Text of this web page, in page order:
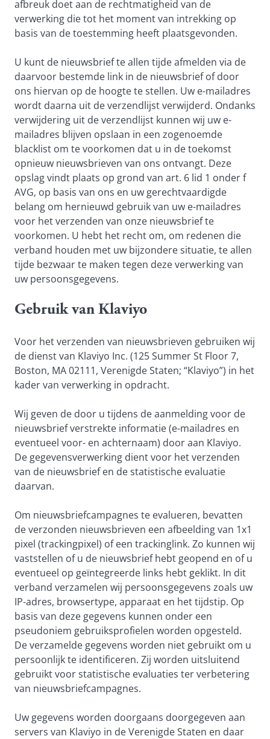
afbreuk doet aan de rechtmatigheid van de
verwerking die tot het moment van intrekking op
basis van de toestemming heeft plaatsgevonden.
U kunt de nieuwsbrief te allen tijde afmelden via de
daarvoor bestemde link in de nieuwsbrief of door
ons hiervan op de hoogte te stellen. Uw e-mailadres
wordt daarna uit de verzendlijst verwijderd. Ondanks
verwijdering uit de verzendlijst kunnen wij uw e-
mailadres blijven opslaan in een zogenoemde
blacklist om te voorkomen dat u in de toekomst
opnieuw nieuwsbrieven van ons ontvangt. Deze
opslag vindt plaats op grond van art. 6 lid 1 onder f
AVG, op basis van ons en uw gerechtvaardigde
belang om hernieuwd gebruik van uw e-mailadres
voor het verzenden van onze nieuwsbrief te
voorkomen. U hebt het recht om, om redenen die
verband houden met uw bijzondere situatie, te allen
tijde bezwaar te maken tegen deze verwerking van
uw persoonsgegevens.
Gebruik van Klaviyo
Voor het verzenden van nieuwsbrieven gebruiken wij
de dienst van Klaviyo Inc. (125 Summer St Floor 7,
Boston, MA 02111, Verenigde Staten; “Klaviyo”) in het
kader van verwerking in opdracht.
Wij geven de door u tijdens de aanmelding voor de
nieuwsbrief verstrekte informatie (e-mailadres en
eventueel voor- en achternaam) door aan Klaviyo.
De gegevensverwerking dient voor het verzenden
van de nieuwsbrief en de statistische evaluatie
daarvan.
Om nieuwsbriefcampagnes te evalueren, bevatten
de verzonden nieuwsbrieven een afbeelding van 1x1
pixel (trackingpixel) of een trackinglink. Zo kunnen wij
vaststellen of u de nieuwsbrief hebt geopend en of u
eventueel op geïntegreerde links hebt geklikt. In dit
verband verzamelen wij persoonsgegevens zoals uw
IP-adres, browsertype, apparaat en het tijdstip. Op
basis van deze gegevens kunnen onder een
pseudoniem gebruiksprofielen worden opgesteld.
De verzamelde gegevens worden niet gebruikt om u
persoonlijk te identificeren. Zij worden uitsluitend
gebruikt voor statistische evaluaties ter verbetering
van nieuwsbriefcampagnes.
Uw gegevens worden doorgaans doorgegeven aan
servers van Klaviyo in de Verenigde Staten en daar